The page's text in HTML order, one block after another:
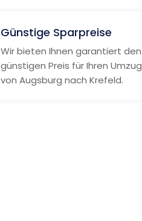
Günstige Sparpreise
Wir bieten Ihnen garantiert den
günstigen Preis für Ihren Umzug
von Augsburg nach Krefeld.